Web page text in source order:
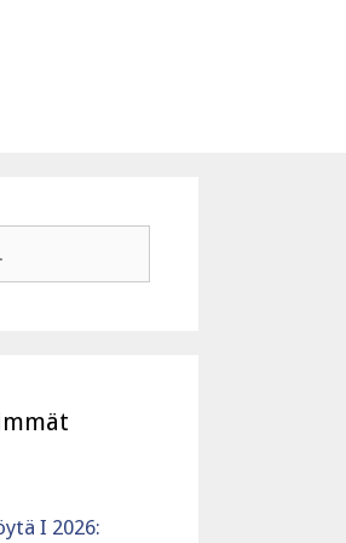
I 2026: